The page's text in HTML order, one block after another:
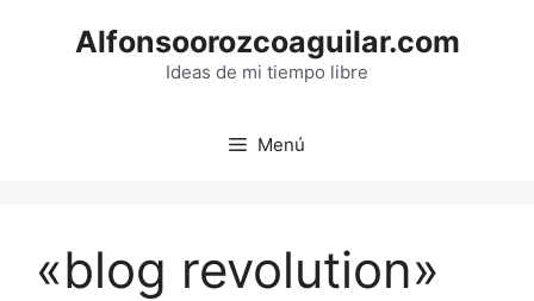
Alfonsoorozcoaguilar.com
Ideas de mi tiempo libre
Menú
«blog revolution»